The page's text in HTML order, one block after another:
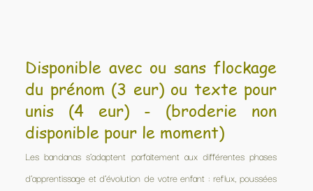
Disponible avec ou sans flockage
du prénom (3 eur) ou texte pour
unis (4 eur) - (broderie non
disponible pour le moment)
Les bandanas s’adaptent parfaitement aux différentes phases
d’apprentissage et d’évolution de votre enfant : reflux, poussées